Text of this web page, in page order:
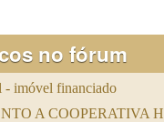
no fórum
- imóvel financiado
A COOPERATIVA